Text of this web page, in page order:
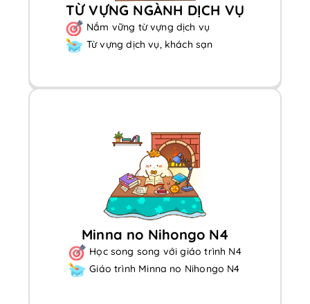
TỪ VỰNG NGÀNH DỊCH VỤ
Nắm vững từ vựng dịch vụ
Từ vựng dịch vụ, khách sạn
Minna no Nihongo N4
Học song song với giáo trình N4
Giáo trình Minna no Nihongo N4